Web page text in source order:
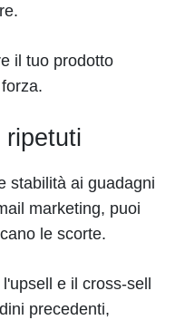
il tuo prodotto
ripetuti
stabilità ai guadagni
marketing, puoi
le scorte.
e il cross-sell
precedenti,